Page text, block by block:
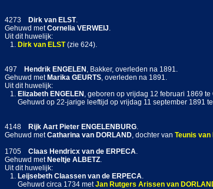
4273 Dirk van ELST.
Gehuwd metCornelia VERWEIJ.
Uit dit huwelijk:
1. Dirk van ELST(zie 624).
497 Hendrik ENGELEN , Bakker, overleden na 1891.
Gehuwd met Marika GEURTS, overleden na 1891.
Uit dit huwelijk:
1. Elizabeth ENGELEN , geboren op vrijdag 12 februari 1869 te
Gehuwd op 22-jarige leeftijd op vrijdag 11 september 1891
4148 Rijk Aart Pieter ENGELENBURG.
Gehuwd metCatharina van DORLAND, dochter van Teunis van
1705 Claas Hendricx van de ERPECA.
Gehuwd met Neeltje ALBETZ.
Uit dit huwelijk:
1. Leijsebeth Claassen van de ERPECA.
Gehuwd circa 1734 metJan Rutgers Arissen van